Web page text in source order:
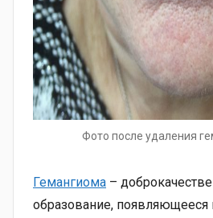
Фото после удаления
Гемангиома –
образование, появляющееся